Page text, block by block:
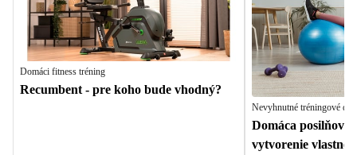
Domáci fitness tréning
Recumbent - pre koho bude vhodný?
Nevyhnutné tréningové
Domáca
vytvorenie